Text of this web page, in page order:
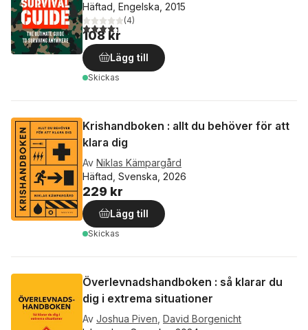
Häftad, Engelska, 2015
4,3utav 5 stjärnor. Totalt antal röster:
(4)
108 kr
Lägg till
Skickas
Krishandboken : allt du behöver för att
klara dig
Av Niklas Kämpargård
Häftad, Svenska, 2026
229 kr
Lägg till
Skickas
Överlevnadshandboken : så klarar du
dig i extrema situationer
Av Joshua Piven David Borgenicht